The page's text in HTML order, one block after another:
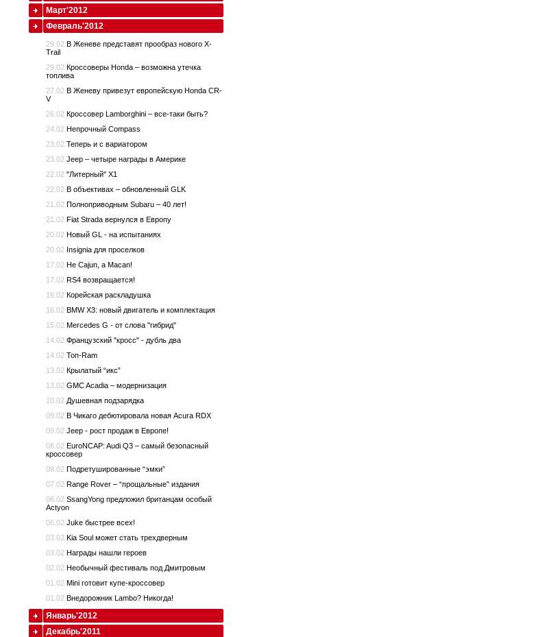
Март'2012
Февраль'2012
29.02 В Женеве представят прообраз нового X-
Trail
29.02 Кроссоверы Honda – возможна утечка
топлива
27.02 В Женеву привезут европейскую Honda CR-
V
26.02 Кроссовер Lamborghini – все-таки быть?
24.02 Непрочный Compass
23.02 Теперь и с вариатором
23.02 Jeep – четыре награды в Америке
22.02 "Литерный" X1
22.02 В объективах – обновленный GLK
21.02 Полноприводным Subaru – 40 лет!
21.02 Fiat Strada вернулся в Европу
20.02 Новый GL - на испытаниях
20.02 Insignia для проселков
17.02 Не Cajun, а Macan!
17.02 RS4 возвращается!
16.02 Корейская раскладушка
16.02 BMW X3: новый двигатель и комплектация
15.02 Mercedes G - от слова "гибрид"
14.02 Французский "кросс" - дубль два
14.02 Топ-Ram
13.02 Крылатый “икс”
13.02 GMC Acadia – модернизация
10.02 Душевная подзарядка
09.02 В Чикаго дебютировала новая Acura RDX
09.02 Jeep - рост продаж в Европе!
08.02 EuroNCAP: Audi Q3 – самый безопасный
кроссовер
08.02 Подретушированные “эмки”
07.02 Range Rover – “прощальные” издания
06.02 SsangYong предложил британцам особый
Actyon
06.02 Juke быстрее всех!
03.02 Kia Soul может стать трехдверным
03.02 Награды нашли героев
02.02 Необычный фестиваль под Дмитровым
01.02 Mini готовит купе-кроссовер
01.02 Внедорожник Lambo? Никогда!
Январь'2012
Декабрь'2011